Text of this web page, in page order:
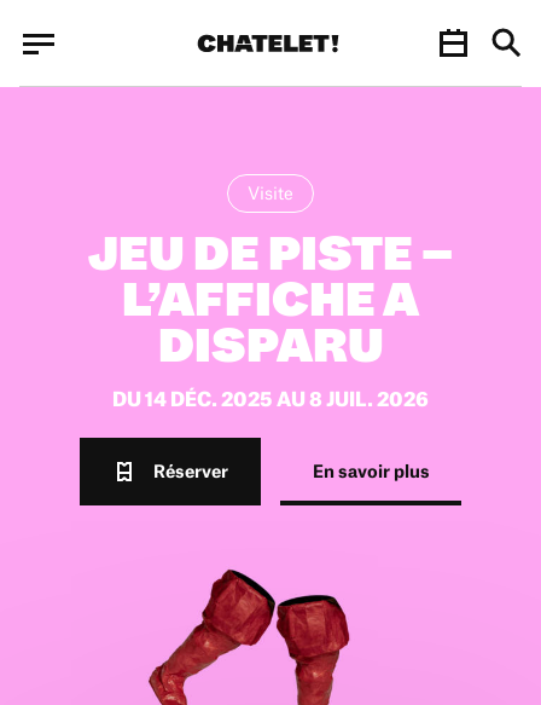
Visite
JEU DE PISTE –
L’AFFICHE A
DISPARU
DU 14 DÉC. 2025 AU 8 JUIL. 2026
Réserver En savoir plus